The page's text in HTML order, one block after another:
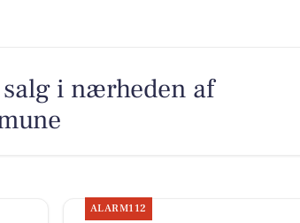
i nærheden af
ALARM112